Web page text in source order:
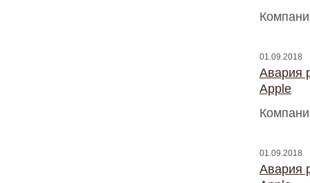
01.09.2018
Авария
Apple
01.09.2018
Авария